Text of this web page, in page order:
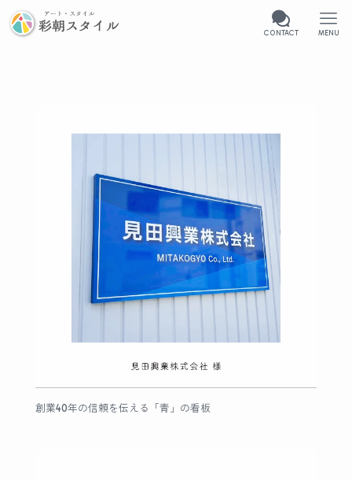
CONTACT MENU
創業40年の信頼を伝える「青」の看板